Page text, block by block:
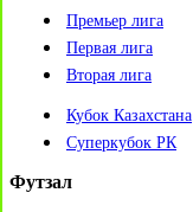
Премьер лига
Первая лига
Вторая лига
Кубок Казахстана
Суперкубок РК
Футзал